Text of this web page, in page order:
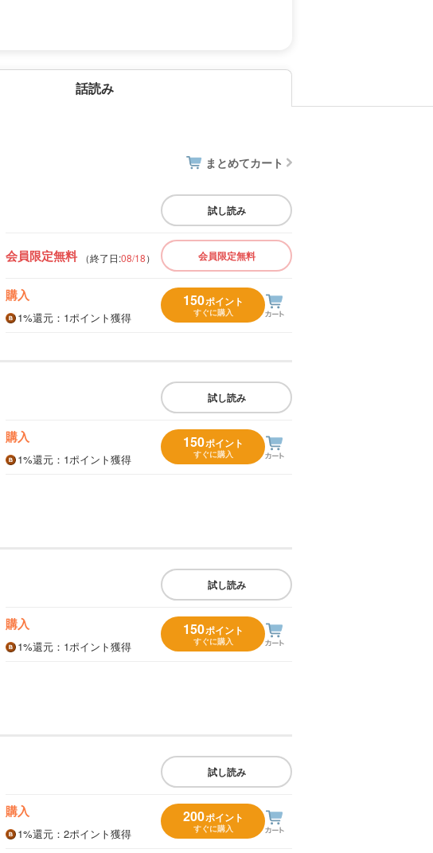
話読み
まとめてカート
試し読み
会員限定無料 （終了日:08/18） 会員限定無料
購入
1%還元 ：1ポイント獲得
150ポイント
すぐに購入
試し読み
購入
1%還元 ：1ポイント獲得
150ポイント
すぐに購入
試し読み
購入
1%還元 ：1ポイント獲得
150ポイント
すぐに購入
試し読み
購入
1%還元 ：2ポイント獲得
200ポイント
すぐに購入